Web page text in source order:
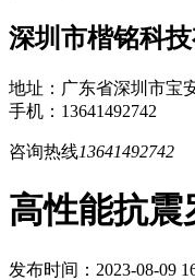
深圳市楷铭科
地址：广东省深圳市宝
手机：13641492742
咨询热线13641492742
高性能抗震
发布时间：2023-08-09